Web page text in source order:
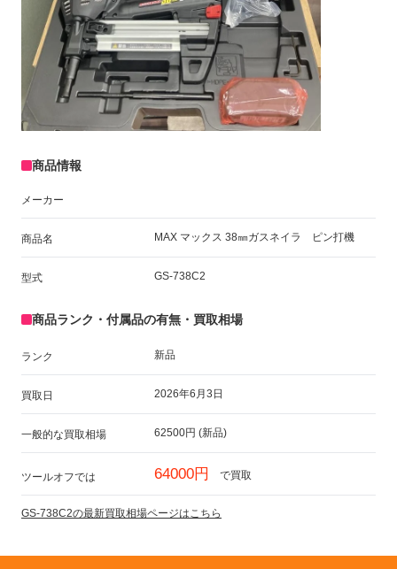
商品情報
メーカー
商品名 MAX マックス 38㎜ガスネイラ ピン打機
型式 GS-738C2
商品ランク・付属品の有無・買取相場
ランク 新品
買取日 2026年6月3日
一般的な買取相場 62500円 (新品)
ツールオフでは 64000円 で買取
GS-738C2の最新買取相場ページはこちら